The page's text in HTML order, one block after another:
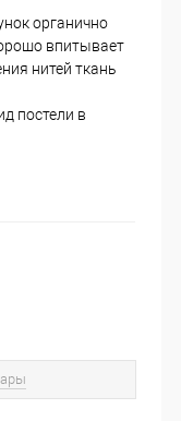
органично
впитывает
нитей ткань
постели в